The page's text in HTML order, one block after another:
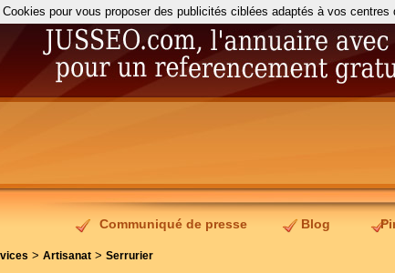
Communiqué de presse Blog
> Artisanat > Serrurier
pour vous proposer des publicités ciblées adaptés à vos